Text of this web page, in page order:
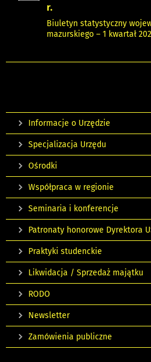
r.
Biuletyn statystyczny
mazurskiego – 1 kwartał
Informacje o Urzędzie
Specjalizacja Urzędu
Ośrodki
Współpraca w regionie
Seminaria i konferencje
Patronaty honorowe Dyrektora
Praktyki studenckie
Likwidacja / Sprzedaż majątku
RODO
Newsletter
Zamówienia publiczne